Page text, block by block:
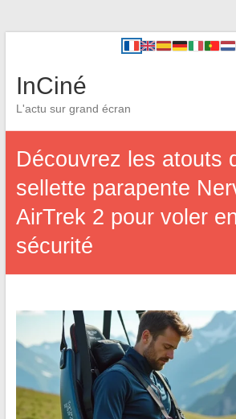
InCiné
L'actu sur grand écran
Découvrez les atouts
sellette parapente
AirTrek 2 pour voler
sécurité